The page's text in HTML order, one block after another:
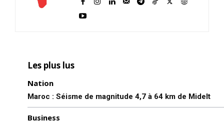
Les plus lus
Nation
Maroc : Séisme de magnitude 4,7 à 64 km de Midelt
Business